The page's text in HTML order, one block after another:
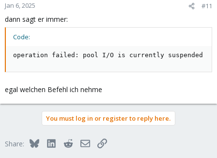
Jan 6, 2025 #11
dann sagt er immer:
Code:
operation failed: pool I/O is currently suspended
egal welchen Befehl ich nehme
You must log in or register to reply here.
Share: BlueskyLinkedInRedditEmailLink